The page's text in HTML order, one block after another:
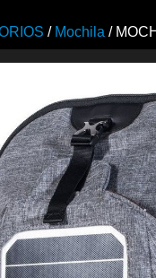
/ Mochila /